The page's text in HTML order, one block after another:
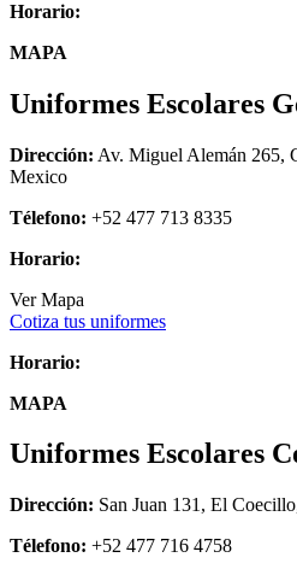
Horario:
MAPA
Uniformes Escolares
Dirección: Av. Miguel Alemán 265,
Mexico
Télefono: +52 477 713 8335
Horario:
Ver Mapa
Cotiza tus uniformes
Horario:
MAPA
Uniformes Escolares
Dirección: San Juan 131, El
Télefono: +52 477 716 4758